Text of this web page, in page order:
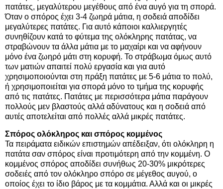
πατάτες, μεγαλύτερου μεγέθους από ένα αυγό για τη σπορά.
Όταν ο σπόρος έχει 3-4 ζωηρά μάτια, η σοδειά αποδίδει
μεγαλύτερες πατάτες. Για αυτό κάποιοι καλλιεργητές
συνηθίζουν κατά το φύτεμα της ολόκληρης πατάτας, να
στραβώνουν τα άλλα μάτια με το μαχαίρι και να αφήνουν
μόνο ένα ζωηρό μάτι στη κορυφή. Το στράβωμα όμως αυτό
των ματιών απαιτεί πολύ εργασία και για αυτό
χρησιμοποιούνται στη πράξη πατάτες με 5-6 μάτια το πολύ,
ή χρησιμοποιείται για σπορά μόνο το τμήμα της κορυφής
από τις πατάτες. Πατάτες με περισσότερα μάτια παράγουν
πολλούς μεν βλαστούς αλλά αδύνατους και η σοδειά από
αυτές αποτελείται από πολλές αλλά μικρές πατάτες.
Σπόρος ολόκληρος και σπόρος κομμένος
Τα πειράματα ειδικών επιστημών απέδειξαν, ότι ολόκληρη η
πατάτα σαν σπόρος είναι προτιμότερη από την κομμένη. Ο
κομμένος σπόρος αποδίδει συνήθως 20-30% μικρότερες
σοδειές από τον ολόκληρο σπόρο σε μέγεθος αυγού, ο
οποίος έχει το ίδιο βάρος με τα κομμάτια. Αλλά και οι μικρές